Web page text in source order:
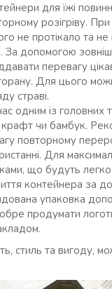
для їжі
розігріву.
не протікало та
За допомогою
перевагу
Для цього
страві.
одним із головних
чи бамбук.
повторному
Для
що будуть
контейнера за
упаковка
продумати
стиль та вигоду,